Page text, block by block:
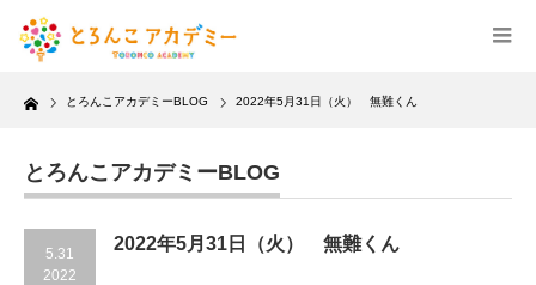
Home とろんこアカデミーBLOG 2022年5月31日（火） 無難くん
とろんこアカデミーBLOG
5.31
2022
2022年5月31日（火） 無難くん